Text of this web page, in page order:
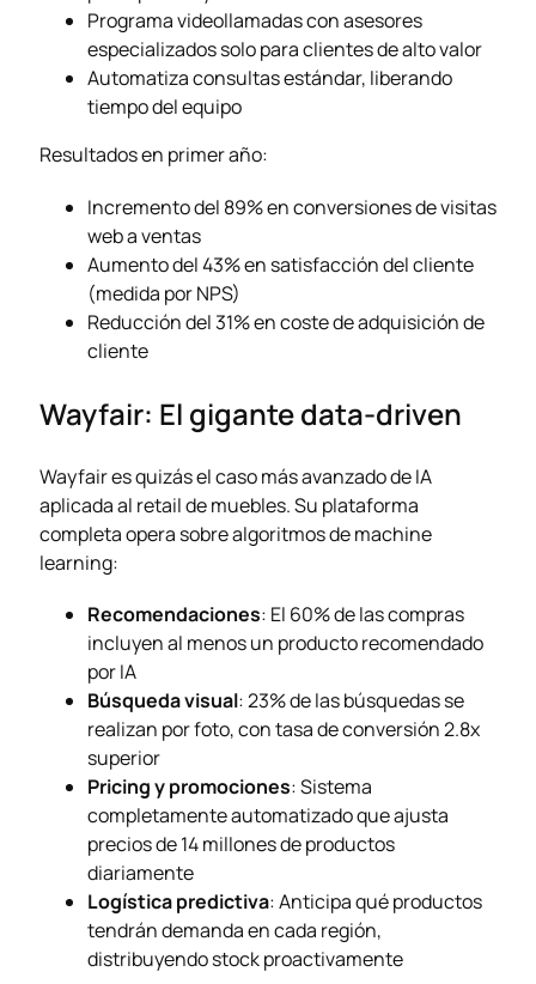
Programa videollamadas con asesores
especializados solo para clientes de alto valor
Automatiza consultas estándar, liberando
tiempo del equipo
Resultados en primer año:
Incremento del 89% en conversiones de visitas
web a ventas
Aumento del 43% en satisfacción del cliente
(medida por NPS)
Reducción del 31% en coste de adquisición de
cliente
Wayfair: El gigante data-driven
Wayfair es quizás el caso más avanzado de IA
aplicada al retail de muebles. Su plataforma
completa opera sobre algoritmos de machine
learning:
Recomendaciones: El 60% de las compras
incluyen al menos un producto recomendado
por IA
Búsqueda visual: 23% de las búsquedas se
realizan por foto, con tasa de conversión 2.8x
superior
Pricing y promociones: Sistema
completamente automatizado que ajusta
precios de 14 millones de productos
diariamente
Logística predictiva: Anticipa qué productos
tendrán demanda en cada región,
distribuyendo stock proactivamente